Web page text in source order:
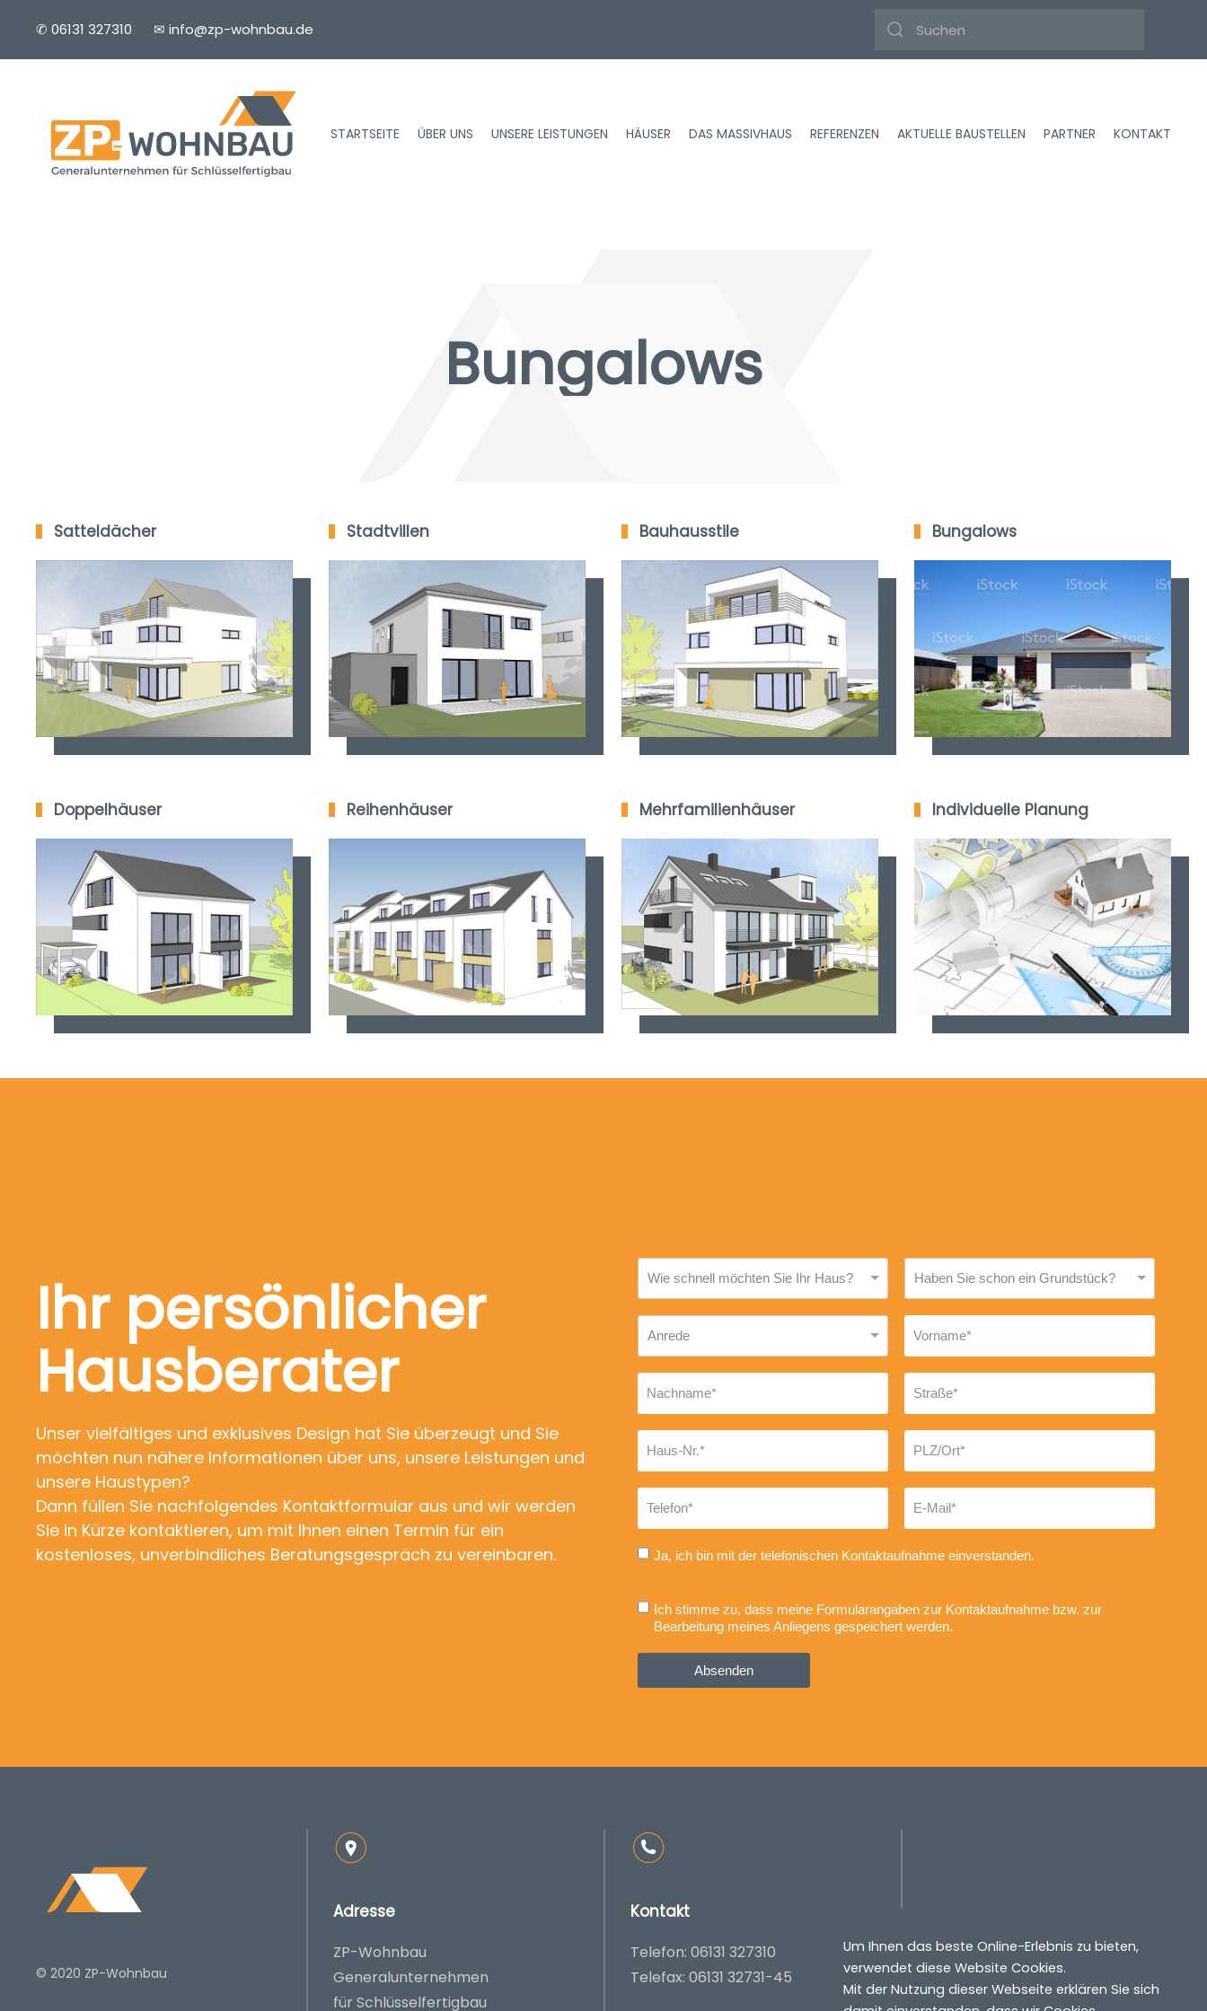
✆ 06131 327310 ✉ info@zp-wohnbau.de
STARTSEITE ÜBER UNS UNSERE LEISTUNGEN HÄUSER DAS MASSIVHAUS REFERENZEN AKTUELLE BAUSTELLEN PARTNER KONTAKT
Bungalows
Satteldächer Stadtvillen Bauhausstile Bungalows
Doppelhäuser Reihenhäuser Mehrfamilienhäuser Individuelle Planung
Ihr persönlicher
Hausberater
Unser vielfältiges und exklusives Design hat Sie überzeugt und Sie
möchten nun nähere Informationen über uns, unsere Leistungen und
unsere Haustypen?
Dann füllen Sie nachfolgendes Kontaktformular aus und wir werden
Sie in Kürze kontaktieren, um mit Ihnen einen Termin für ein
kostenloses, unverbindliches Beratungsgespräch zu vereinbaren.
Ja, ich bin mit der telefonischen Kontaktaufnahme einverstanden.
Ich stimme zu, dass meine Formularangaben zur Kontaktaufnahme bzw. zur
Bearbeitung meines Anliegens gespeichert werden.
Absenden
© 2020 ZP-Wohnbau
Adresse
ZP-Wohnbau
Generalunternehmen
für Schlüsselfertigbau
Kontakt
Telefon: 06131 327310
Telefax: 06131 32731-45
Um Ihnen das beste Online-Erlebnis zu bieten,
verwendet diese Website Cookies.
Mit der Nutzung dieser Webseite erklären Sie sich